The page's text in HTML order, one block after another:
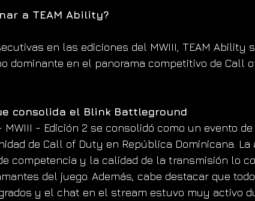
a TEAM Ability?
en las ediciones del MWIII, TEAM Ability
dominante en el panorama competitivo de Call
consolida el Blink Battleground
- Edición 2 se consolidó como un evento
de Call of Duty en República Dominicana.
competencia y la calidad de la transmisión lo
del juego. Además, cabe destacar que
y el chat en el stream estuvo muy activo